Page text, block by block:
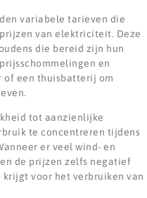
variabele tarieven die
van elektriciteit. Deze
die bereid zijn hun
en
of een thuisbatterij om
tot aanzienlijke
te concentreren tijdens
er veel wind- en
de prijzen zelfs negatief
voor het verbruiken van